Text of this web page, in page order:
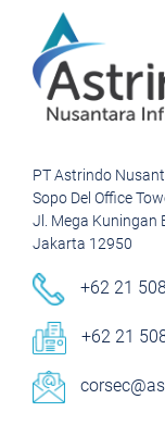
PT Astrindo
Sopo Del Office
Jl. Mega Kuningan
Jakarta 12950
+62 21
+62 21